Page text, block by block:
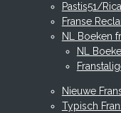
Pastis51/
Franse
NL Boeken
NL
Nieuwe
Typisch